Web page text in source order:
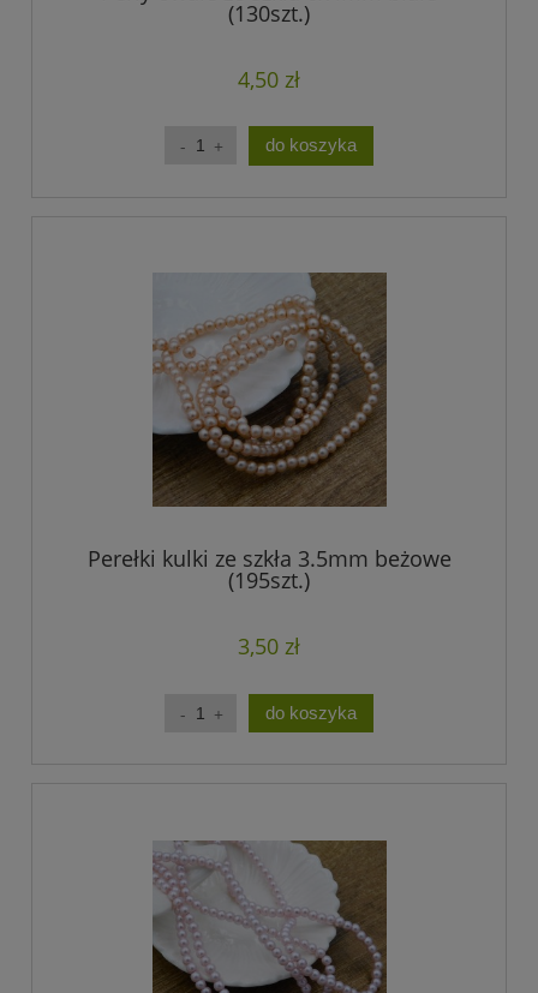
(130szt.)
4,50 zł
do koszyka
Perełki kulki ze szkła 3.5mm beżowe
(195szt.)
3,50 zł
do koszyka